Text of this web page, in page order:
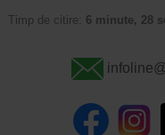
Timp de citire: 6 minute, 28